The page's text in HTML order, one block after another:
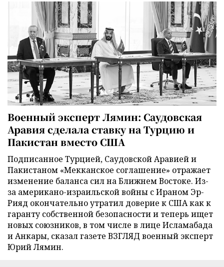
Военный эксперт Лямин: Саудовская
Аравия сделала ставку на Турцию и
Пакистан вместо США
Подписанное Турцией, Саудовской Аравией и
Пакистаном «Мекканское соглашение» отражает
изменение баланса сил на Ближнем Востоке. Из-
за американо-израильской войны с Ираном Эр-
Рияд окончательно утратил доверие к США как к
гаранту собственной безопасности и теперь ищет
новых союзников, в том числе в лице Исламабада
и Анкары, сказал газете ВЗГЛЯД военный эксперт
Юрий Лямин.